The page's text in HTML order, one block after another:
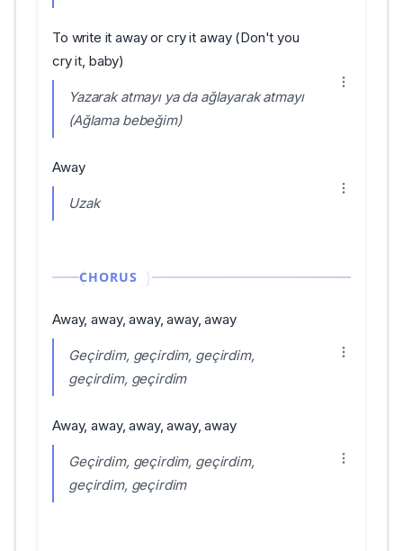
To write it away or cry it away (Don't you
cry it, baby)
Yazarak atmayı ya da ağlayarak atmayı
(Ağlama bebeğim)
Away
Uzak
CHORUS
Away, away, away, away, away
Geçirdim, geçirdim, geçirdim,
geçirdim, geçirdim
Away, away, away, away, away
Geçirdim, geçirdim, geçirdim,
geçirdim, geçirdim